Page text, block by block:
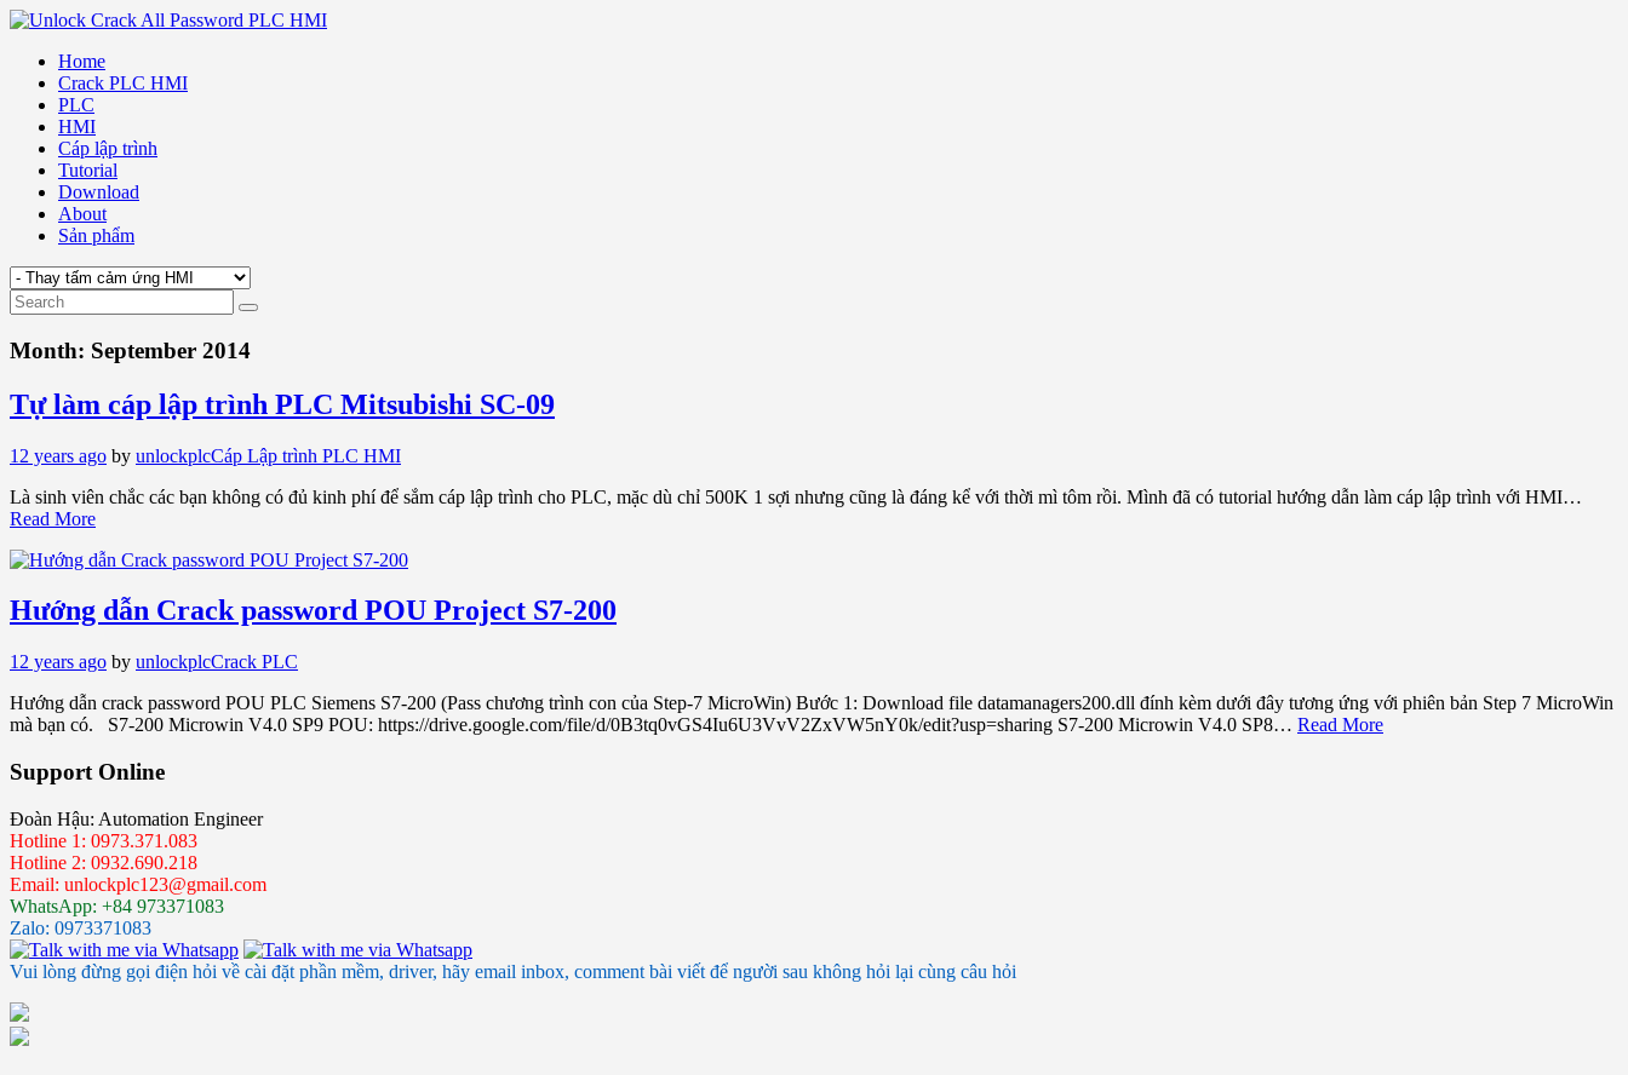
Home
Crack PLC HMI
PLC
HMI
Cáp lập trình
Tutorial
Download
About
Sản phẩm
Month: September 2014
Tự làm cáp lập trình PLC Mitsubishi SC-09
12 years ago by unlockplcCáp Lập trình PLC HMI
Là sinh viên chắc các bạn không có đủ kinh phí để sắm cáp lập trình cho PLC, mặc dù chỉ 500K 1 sợi nhưng cũng là đáng kể với thời mì tôm rồi. Mình đã có tutorial hướng dẫn làm cáp lập trình với HMI…
Read More
Hướng dẫn Crack password POU Project S7-200
12 years ago by unlockplcCrack PLC
Hướng dẫn crack password POU PLC Siemens S7-200 (Pass chương trình con của Step-7 MicroWin) Bước 1: Download file datamanagers200.dll đính kèm dưới đây tương ứng với phiên bản Step 7 MicroWin
mà bạn có. S7-200 Microwin V4.0 SP9 POU: https://drive.google.com/file/d/0B3tq0vGS4Iu6U3VvV2ZxVW5nY0k/edit?usp=sharing S7-200 Microwin V4.0 SP8… Read More
Support Online
Đoàn Hậu: Automation Engineer
Hotline 1: 0973.371.083
Hotline 2: 0932.690.218
Email: unlockplc123@gmail.com
WhatsApp: +84 973371083
Zalo: 0973371083
Vui lòng đừng gọi điện hỏi về cài đặt phần mềm, driver, hãy email inbox, comment bài viết để người sau không hỏi lại cùng câu hỏi